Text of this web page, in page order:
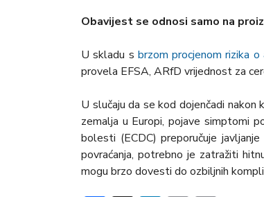
Obavijest se odnosi samo na
U skladu s brzom procjenom rizika
provela EFSA, ARfD vrijednost za
U slučaju da se kod dojenčadi nakon
zemalja u Europi, pojave simptomi
bolesti (ECDC) preporučuje
povraćanja, potrebno je zatražiti
mogu brzo dovesti do ozbiljnih